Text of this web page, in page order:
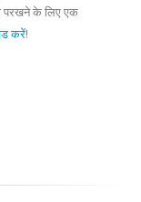
परखने के लिए एक
करें!